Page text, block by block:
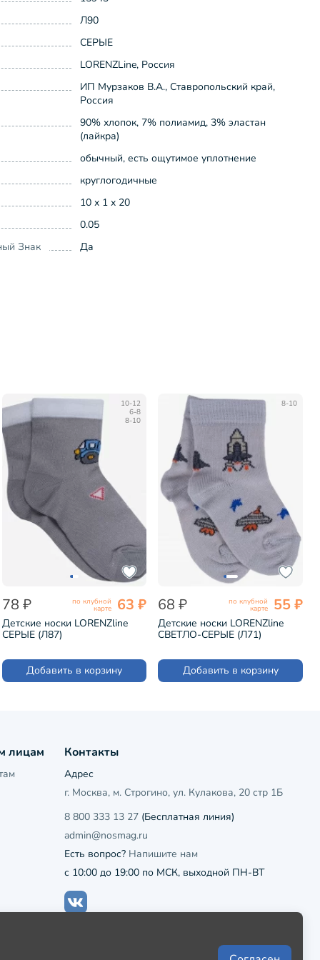
Л90
СЕРЫЕ
LORENZLine, Россия
ИП Мурзаков В.А., Ставропольский край,
Россия
90% хлопок, 7% полиамид, 3% эластан
(лайкра)
обычный, есть ощутимое уплотнение
круглогодичные
10 x 1 x 20
0.05
Знак
Да
10-12
6-8
8-10
78 ₽ по клубной
карте 63 ₽
Детские носки LORENZline
СЕРЫЕ (Л87)
Добавить в корзину
8-10
68 ₽ по клубной
карте 55 ₽
Детские носки LORENZline
СВЕТЛО-СЕРЫЕ (Л71)
Добавить в корзину
лицам Контакты
Адрес
г. Москва, м. Строгино, ул. Кулакова, 20 стр 1Б
8 800 333 13 27(Бесплатная линия)
admin@nosmag.ru
Есть вопрос? Напишите нам
с 10:00 до 19:00 по МСК, выходной ПН-ВТ